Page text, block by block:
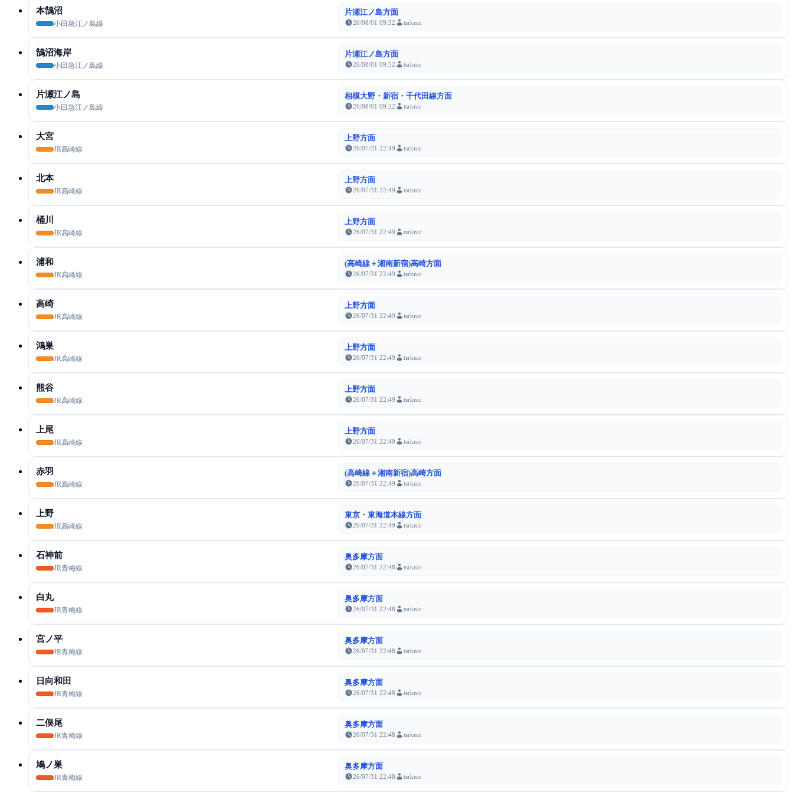
本鵠沼
小田急江ノ島線
片瀬江ノ島方面
26/08/01 09:52 tsrknic
鵠沼海岸
小田急江ノ島線
片瀬江ノ島方面
26/08/01 09:52 tsrknic
片瀬江ノ島
小田急江ノ島線
相模大野・新宿・千代田線方面
26/08/01 09:52 tsrknic
大宮
JR高崎線
上野方面
26/07/31 22:49 tsrknic
北本
JR高崎線
上野方面
26/07/31 22:49 tsrknic
桶川
JR高崎線
上野方面
26/07/31 22:49 tsrknic
浦和
JR高崎線
(高崎線＋湘南新宿)高崎方面
26/07/31 22:49 tsrknic
高崎
JR高崎線
上野方面
26/07/31 22:49 tsrknic
鴻巣
JR高崎線
上野方面
26/07/31 22:49 tsrknic
熊谷
JR高崎線
上野方面
26/07/31 22:49 tsrknic
上尾
JR高崎線
上野方面
26/07/31 22:49 tsrknic
赤羽
JR高崎線
(高崎線＋湘南新宿)高崎方面
26/07/31 22:49 tsrknic
上野
JR高崎線
東京・東海道本線方面
26/07/31 22:49 tsrknic
石神前
JR青梅線
奥多摩方面
26/07/31 22:48 tsrknic
白丸
JR青梅線
奥多摩方面
26/07/31 22:48 tsrknic
宮ノ平
JR青梅線
奥多摩方面
26/07/31 22:48 tsrknic
日向和田
JR青梅線
奥多摩方面
26/07/31 22:48 tsrknic
二俣尾
JR青梅線
奥多摩方面
26/07/31 22:48 tsrknic
鳩ノ巣
JR青梅線
奥多摩方面
26/07/31 22:48 tsrknic